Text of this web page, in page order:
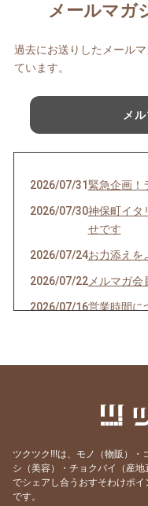
メールマガ
過去にお送りしたメール
ています。
メ
2026/07/31 緊急企画！
2026/07/30神保町イタ
せです
2026/07/24お力添えを
2026/07/22メルマガ会
2026/07/16営業時間に
急なお知
2026/06/19 モモのパ
2026/06/09 先週はほと
ツクツク!!!は、モノ（物販）・
シ（美容）・チョクバイ（産地
でシェアし合うおすそわけポ
です。